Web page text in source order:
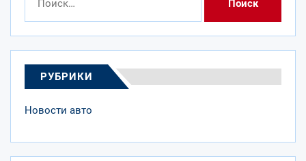
РУБРИКИ
Новости авто